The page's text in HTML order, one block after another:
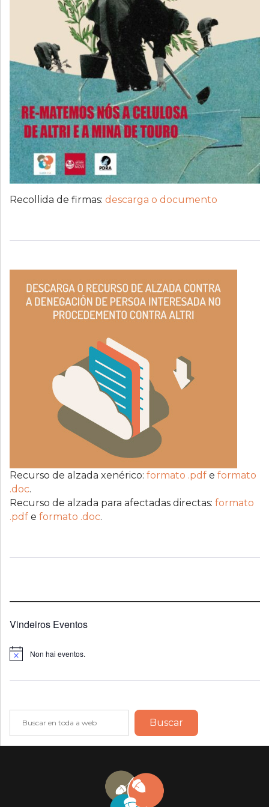
Recollida de firmas: descarga o documento
Recurso de alzada xenérico: formato .pdf e formato
.doc.
Recurso de alzada para afectadas directas: formato
.pdf e formato .doc.
Vindeiros Eventos
Notice Non hai eventos.
Buscar